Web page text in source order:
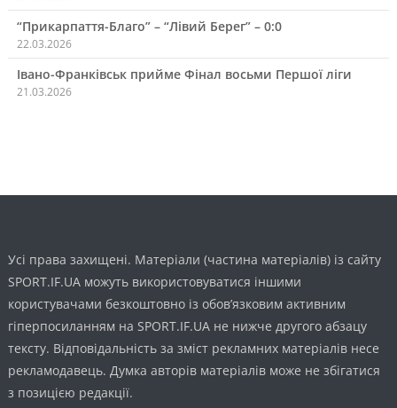
“Прикарпаття-Благо” – “Лівий Берег” – 0:0
22.03.2026
Івано-Франківськ прийме Фінал восьми Першої ліги
21.03.2026
Усі права захищені. Матеріали (частина матеріалів) із сайту
SPORT.IF.UA можуть використовуватися іншими
користувачами безкоштовно із обов’язковим активним
гіперпосиланням на SPORT.IF.UA не нижче другого абзацу
тексту. Відповідальність за зміст рекламних матеріалів несе
рекламодавець. Думка авторів матеріалів може не збігатися
з позицією редакції.